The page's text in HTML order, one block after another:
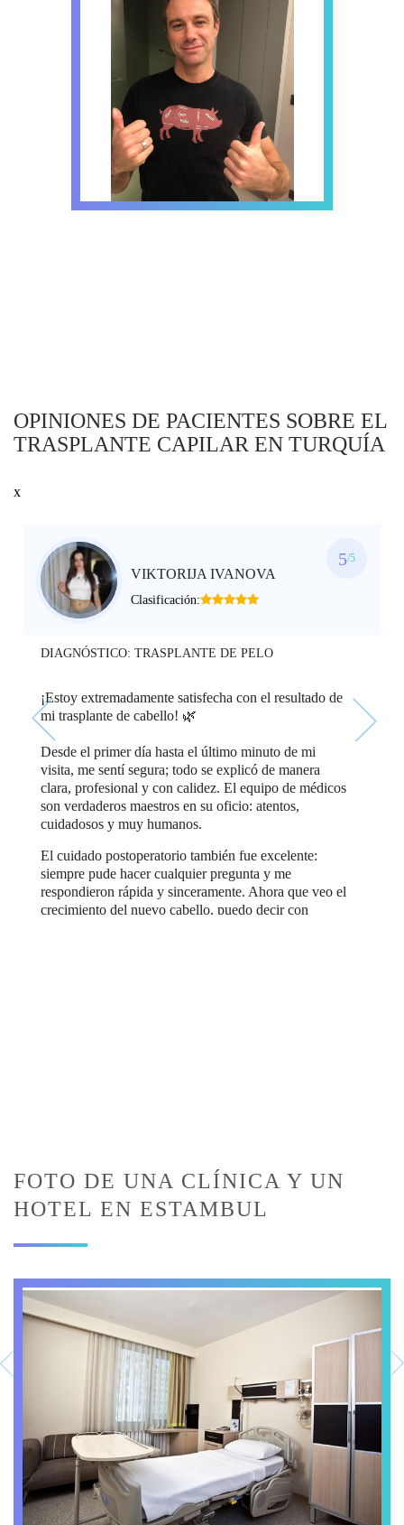
OPINIONES DE PACIENTES SOBRE EL
TRASPLANTE CAPILAR EN TURQUÍA
x
VIKTORIJA IVANOVA
5/5
Clasificación:
DIAGNÓSTICO: TRASPLANTE DE PELO
¡Estoy extremadamente satisfecha con el resultado de
mi trasplante de cabello! 🌿
Desde el primer día hasta el último minuto de mi
visita, me sentí segura; todo se explicó de manera
clara, profesional y con calidez. El equipo de médicos
son verdaderos maestros en su oficio: atentos,
cuidadosos y muy humanos.
El cuidado postoperatorio también fue excelente:
siempre pude hacer cualquier pregunta y me
respondieron rápida y sinceramente. Ahora que veo el
crecimiento del nuevo cabello, puedo decir con
FOTO DE UNA CLÍNICA Y UN
HOTEL EN ESTAMBUL